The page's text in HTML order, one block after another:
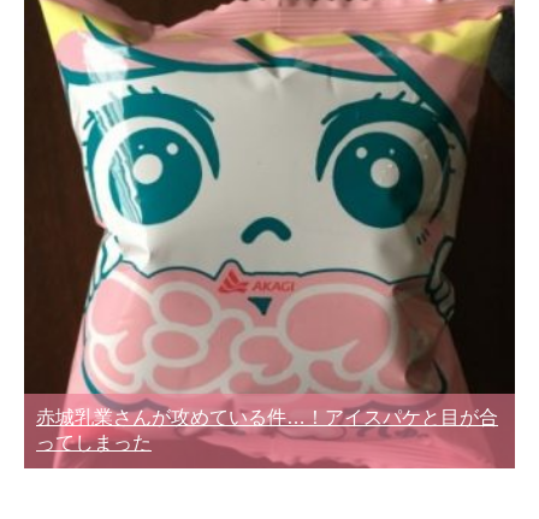
赤城乳業さんが攻めている件…！アイスパケと目が合
ってしまった